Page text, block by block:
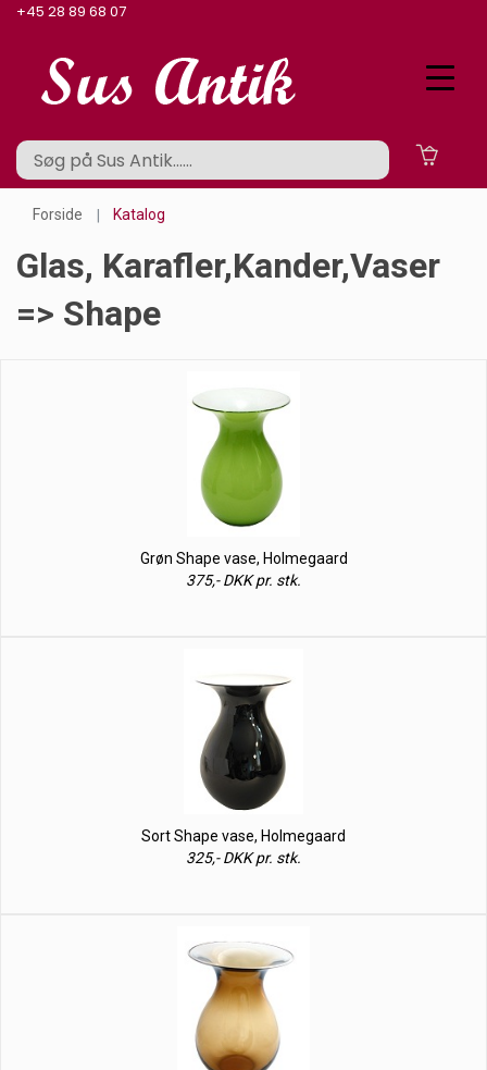
+45 28 89 68 07
Forside Katalog
Glas, Karafler,kander,vaser
=> Shape
Grøn Shape vase, Holmegaard
375,- DKK pr. stk.
Sort Shape vase, Holmegaard
325,- DKK pr. stk.